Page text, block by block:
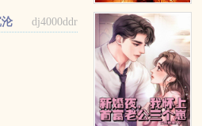
dj4000ddr